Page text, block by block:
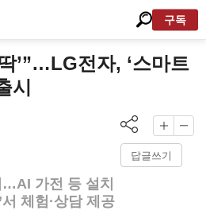
구독
’”…LG전자, ‘스마트
시
답글쓰기
가전 등 설치
체험·상담 제공